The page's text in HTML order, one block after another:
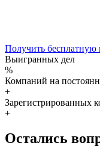
Получить бесплатную
Выигранных дел
%
Компаний на
+
Зарегистрированных
+
Остались